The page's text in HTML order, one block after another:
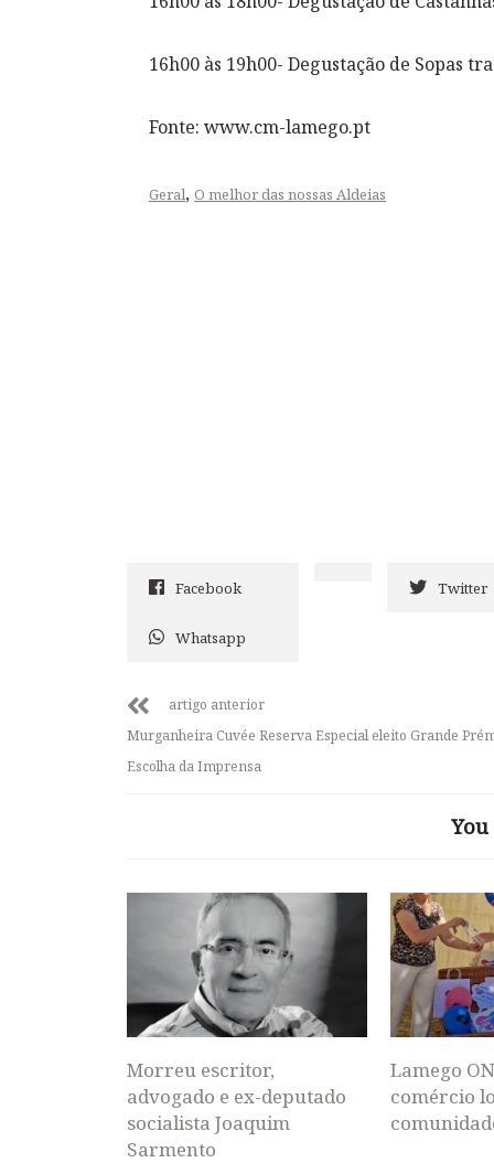
16h00 às 19h00- Degustação de Sopas
Fonte: www.cm-lamego.pt
Geral, O melhor das nossas Aldeias
Facebook Twitter
Whatsapp
artigo anterior
Murganheira Cuvée Reserva Especial eleito Grande
Escolha da Imprensa
Morreu escritor,
advogado e ex-deputado
socialista Joaquim
Sarmento
Lamego
comércio